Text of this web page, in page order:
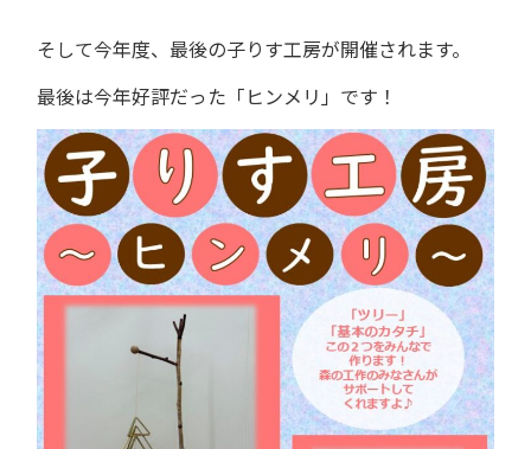
そして今年度、最後の子りす工房が開催されます。
最後は今年好評だった「ヒンメリ」です！